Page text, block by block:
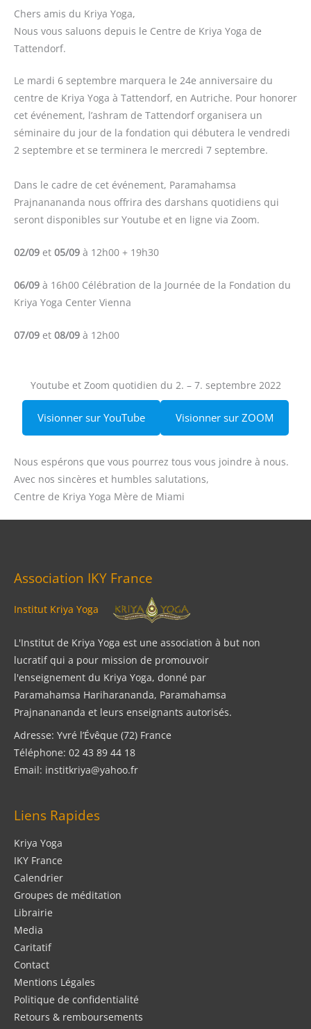
Chers amis du Kriya Yoga,
Nous vous saluons depuis le Centre de Kriya Yoga de
Tattendorf.
Le mardi 6 septembre marquera le 24e anniversaire du
centre de Kriya Yoga à Tattendorf, en Autriche. Pour honorer
cet événement, l’ashram de Tattendorf organisera un
séminaire du jour de la fondation qui débutera le vendredi
2 septembre et se terminera le mercredi 7 septembre.
Dans le cadre de cet événement, Paramahamsa
Prajnanananda nous offrira des darshans quotidiens qui
seront disponibles sur Youtube et en ligne via Zoom.
02/09 et 05/09 à 12h00 + 19h30
06/09 à 16h00 Célébration de la Journée de la Fondation du
Kriya Yoga Center Vienna
07/09 et 08/09 à 12h00
Youtube et Zoom quotidien du 2. – 7. septembre 2022
Visionner sur YouTube Visionner sur ZOOM
Nous espérons que vous pourrez tous vous joindre à nous.
Avec nos sincères et humbles salutations,
Centre de Kriya Yoga Mère de Miami
Association IKY France
Institut Kriya Yoga
L'Institut de Kriya Yoga est une association à but non
lucratif qui a pour mission de promouvoir
l'enseignement du Kriya Yoga, donné par
Paramahamsa Hariharananda, Paramahamsa
Prajnanananda et leurs enseignants autorisés.
Adresse: Yvré l’Évêque (72) France
Téléphone: 02 43 89 44 18
Email: institkriya@yahoo.fr
Liens Rapides
Kriya Yoga
IKY France
Calendrier
Groupes de méditation
Librairie
Media
Caritatif
Contact
Mentions Légales
Politique de confidentialité
Retours & remboursements